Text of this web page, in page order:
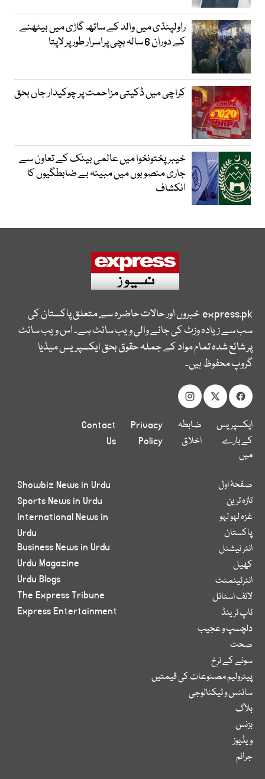
راولپنڈی میں والد کے ساتھ گاڑی میں بیٹھنے
کے دوران 6 سالہ بچی پراسرار طور پر لاپتا
کراچی میں ڈکیتی مزاحمت پر چوکیدار جاں بحق
خیبرپختونخوا میں عالمی بینک کے تعاون سے
جاری منصوبوں میں مبینہ بے ضابطگیوں کا
انکشاف
express.pkخبروں اور حالات حاضرہ سے متعلق پاکستان کی
سب سے زیادہ وزٹ کی جانے والی ویب سائٹ ہے۔ اس ویب سائٹ
پر شائع شدہ تمام مواد کے جملہ حقوق بحق ایکسپریس میڈیا
گروپ محفوظ ہیں۔
ایکسپریس
کے بارے
میں
ضابطہ
اخلاق
Privacy
Policy
Contact
Us
صفحۂ اول
تازہ ترین
غزہ لہو لہو
پاکستان
انٹر نیشنل
کھیل
انٹرٹینمنٹ
لائف اسٹائل
ٹاپ ٹرینڈ
دلچسپ و عجیب
صحت
سونے کے نرخ
پیٹرولیم مصنوعات کی قیمتیں
سائنس و ٹیکنالوجی
بلاگ
بزنس
ویڈیوز
جرائم
Showbiz News in Urdu
Sports News in Urdu
International News in
Urdu
Business News in Urdu
Urdu Magazine
Urdu Blogs
The Express Tribune
Express Entertainment